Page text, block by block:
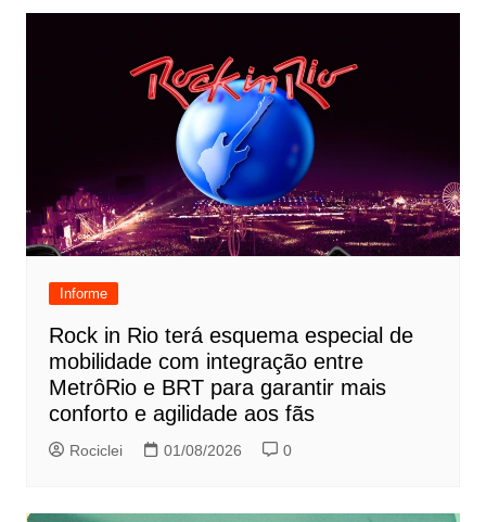
Informe
Rock in Rio terá esquema especial de
mobilidade com integração entre
MetrôRio e BRT para garantir mais
conforto e agilidade aos fãs
Rociclei 01/08/2026 0